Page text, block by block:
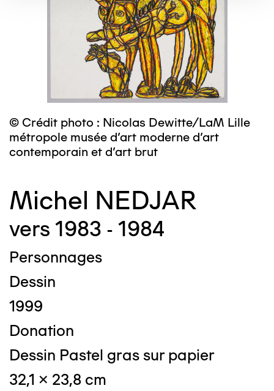
© Crédit photo : Nicolas Dewitte/LaM Lille
métropole musée d’art moderne d’art
contemporain et d’art brut
Michel NEDJAR
vers 1983 - 1984
Personnages
Dessin
1999
Donation
Dessin Pastel gras sur papier
32,1 x 23,8 cm